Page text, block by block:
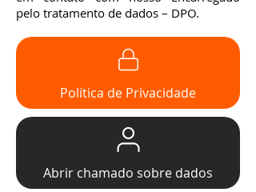
pelo tratamento de dados – DPO.
Política de Privacidade
Abrir chamado sobre dados